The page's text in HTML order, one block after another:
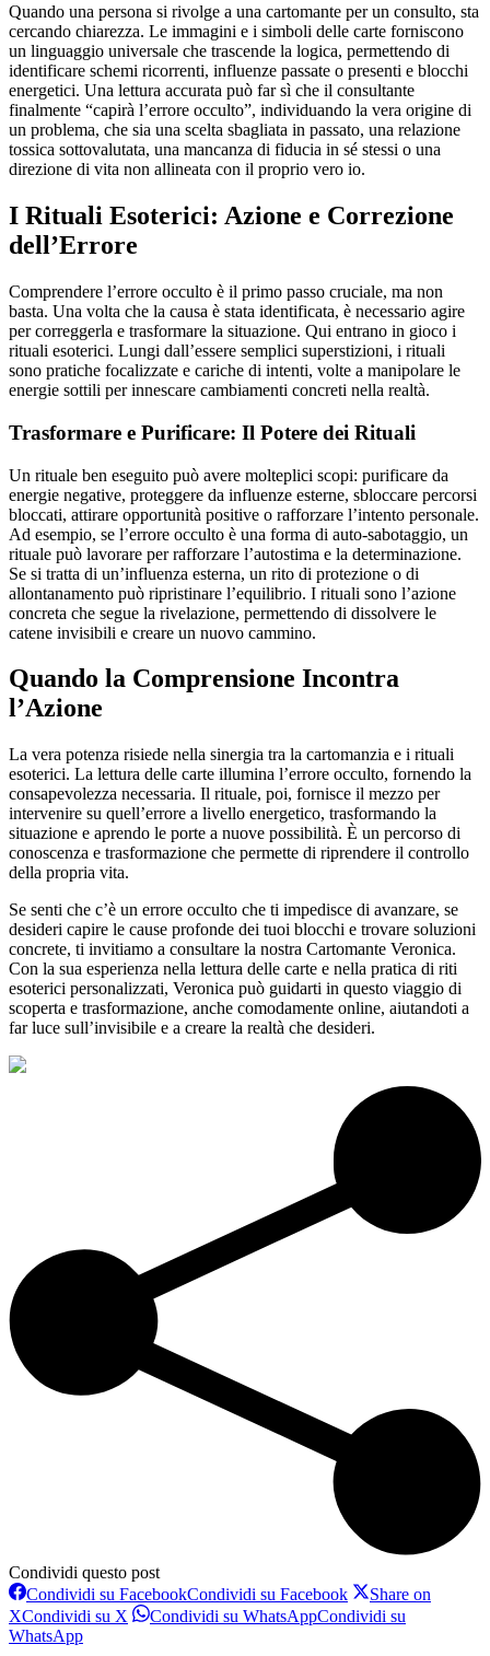
Quando una persona si rivolge a una cartomante per un consulto, sta
cercando chiarezza. Le immagini e i simboli delle carte forniscono
un linguaggio universale che trascende la logica, permettendo di
identificare schemi ricorrenti, influenze passate o presenti e blocchi
energetici. Una lettura accurata può far sì che il consultante
finalmente “capirà l’errore occulto”, individuando la vera origine di
un problema, che sia una scelta sbagliata in passato, una relazione
tossica sottovalutata, una mancanza di fiducia in sé stessi o una
direzione di vita non allineata con il proprio vero io.
I Rituali Esoterici: Azione e Correzione
dell’Errore
Comprendere l’errore occulto è il primo passo cruciale, ma non
basta. Una volta che la causa è stata identificata, è necessario agire
per correggerla e trasformare la situazione. Qui entrano in gioco i
rituali esoterici. Lungi dall’essere semplici superstizioni, i rituali
sono pratiche focalizzate e cariche di intenti, volte a manipolare le
energie sottili per innescare cambiamenti concreti nella realtà.
Trasformare e Purificare: Il Potere dei Rituali
Un rituale ben eseguito può avere molteplici scopi: purificare da
energie negative, proteggere da influenze esterne, sbloccare percorsi
bloccati, attirare opportunità positive o rafforzare l’intento personale.
Ad esempio, se l’errore occulto è una forma di auto-sabotaggio, un
rituale può lavorare per rafforzare l’autostima e la determinazione.
Se si tratta di un’influenza esterna, un rito di protezione o di
allontanamento può ripristinare l’equilibrio. I rituali sono l’azione
concreta che segue la rivelazione, permettendo di dissolvere le
catene invisibili e creare un nuovo cammino.
Quando la Comprensione Incontra
l’Azione
La vera potenza risiede nella sinergia tra la cartomanzia e i rituali
esoterici. La lettura delle carte illumina l’errore occulto, fornendo la
consapevolezza necessaria. Il rituale, poi, fornisce il mezzo per
intervenire su quell’errore a livello energetico, trasformando la
situazione e aprendo le porte a nuove possibilità. È un percorso di
conoscenza e trasformazione che permette di riprendere il controllo
della propria vita.
Se senti che c’è un errore occulto che ti impedisce di avanzare, se
desideri capire le cause profonde dei tuoi blocchi e trovare soluzioni
concrete, ti invitiamo a consultare la nostra Cartomante Veronica.
Con la sua esperienza nella lettura delle carte e nella pratica di riti
esoterici personalizzati, Veronica può guidarti in questo viaggio di
scoperta e trasformazione, anche comodamente online, aiutandoti a
far luce sull’invisibile e a creare la realtà che desideri.
Condividi questo post
Condividi su FacebookCondividi su Facebook
Share on
XCondividi su X Condividi su WhatsAppCondividi su
WhatsApp